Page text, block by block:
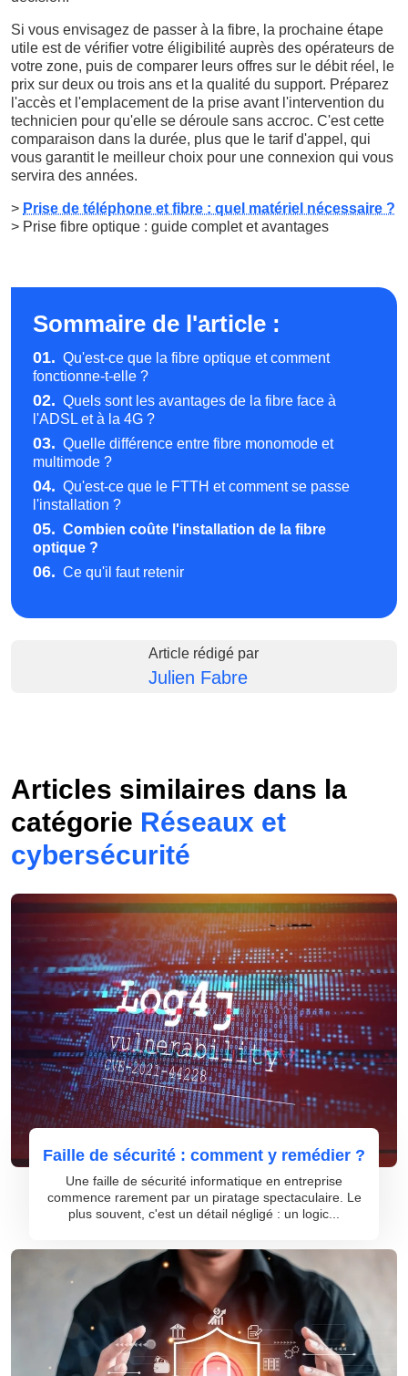
Si vous envisagez de passer à la fibre, la prochaine étape
utile est de vérifier votre éligibilité auprès des opérateurs de
votre zone, puis de comparer leurs offres sur le débit réel, le
prix sur deux ou trois ans et la qualité du support. Préparez
l'accès et l'emplacement de la prise avant l'intervention du
technicien pour qu'elle se déroule sans accroc. C'est cette
comparaison dans la durée, plus que le tarif d'appel, qui
vous garantit le meilleur choix pour une connexion qui vous
servira des années.
> Prise de téléphone et fibre : quel matériel nécessaire ?
> Prise fibre optique : guide complet et avantages
Sommaire de l'article :
01. Qu'est-ce que la fibre optique et comment
fonctionne-t-elle ?
02. Quels sont les avantages de la fibre face à
l'ADSL et à la 4G ?
03. Quelle différence entre fibre monomode et
multimode ?
04. Qu'est-ce que le FTTH et comment se passe
l'installation ?
05. Combien coûte l'installation de la fibre
optique ?
06. Ce qu'il faut retenir
Article rédigé par
Julien Fabre
Articles similaires dans la
catégorie Réseaux et
cybersécurité
Faille de sécurité : comment y remédier ?
Une faille de sécurité informatique en entreprise
commence rarement par un piratage spectaculaire. Le
plus souvent, c'est un détail négligé : un logic...